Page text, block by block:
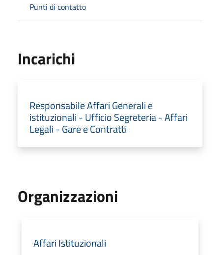
Punti di contatto
Incarichi
Responsabile Affari Generali e
istituzionali - Ufficio Segreteria - Affari
Legali - Gare e Contratti
Organizzazioni
Affari Istituzionali